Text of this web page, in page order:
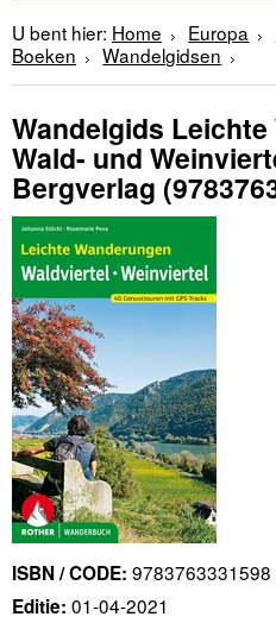
U bent hier: Home Europa
Boeken
Wandelgidsen
Wandelgids
Wald- und
Bergverlag
ISBN / CODE: 9783763331598
Editie: 01-04-2021